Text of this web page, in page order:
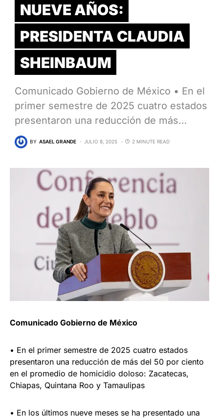
NUEVE AÑOS:
PRESIDENTA CLAUDIA
SHEINBAUM
Comunicado Gobierno de México • En el
primer semestre de 2025 cuatro estados
presentaron una reducción de más…
BY ASAEL GRANDE JULIO 8, 2025 2 MINUTE READ
Comunicado Gobierno de México
• En el primer semestre de 2025 cuatro estados
presentaron una reducción de más del 50 por ciento
en el promedio de homicidio doloso: Zacatecas,
Chiapas, Quintana Roo y Tamaulipas
• En los últimos nueve meses se ha presentado una